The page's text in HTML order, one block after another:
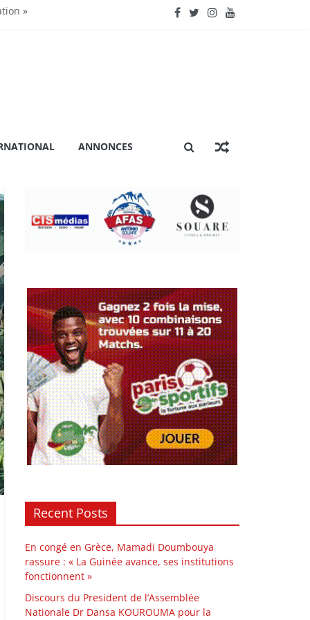
»
ANNONCES
Recent Posts
En congé en Grèce, Mamadi Doumbouya
rassure : « La Guinée avance, ses institutions
fonctionnent »
Discours du President de l’Assemblée
Nationale Dr Dansa KOUROUMA pour la